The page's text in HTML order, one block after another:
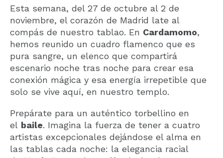
Esta semana, del 27 de octubre al 2 de
noviembre, el corazón de Madrid late al
compás de nuestro tablao. En Cardamomo,
hemos reunido un cuadro flamenco que es
pura sangre, un elenco que compartirá
escenario noche tras noche para crear esa
conexión mágica y esa energía irrepetible que
solo se vive aquí, en nuestro templo.
Prepárate para un auténtico torbellino en
el baile. Imagina la fuerza de tener a cuatro
artistas excepcionales dejándose el alma en
las tablas cada noche: la elegancia racial